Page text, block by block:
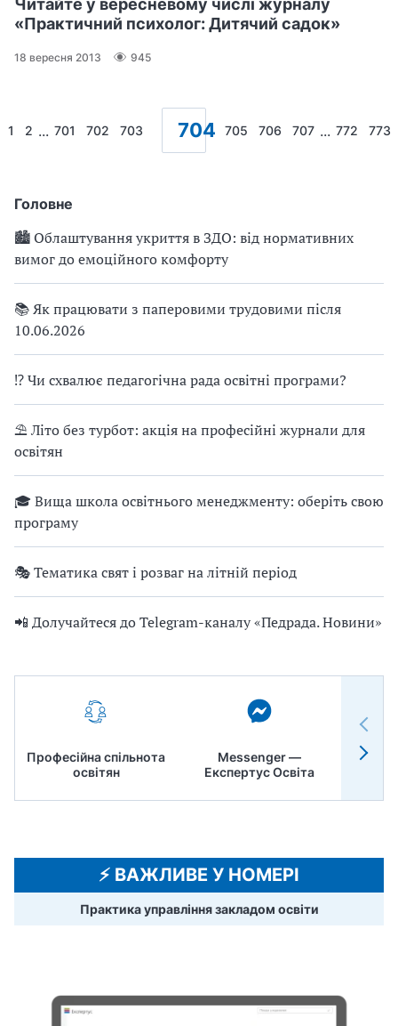
Головне
🏙 Облаштування укриття в ЗДО: від нормативних
вимог до емоційного комфорту
📚 Як працювати з паперовими трудовими після
10.06.2026
⁉ Чи схвалює педагогічна рада освітні програми?
⛱ Літо без турбот: акція на професійні журнали для
освітян
🎓 Вища школа освітнього менеджменту: оберіть свою
програму
🎭 Тематика свят і розваг на літній період
📲 Долучайтеся до Telegram-каналу «Педрада. Новини»
Професійна спільнота
освітян
Messenger —
Експертус Освіта
Читайте у вересневому числі журналу
«Практичний психолог: Дитячий садок»
18 вересня 2013 945
1 2 ... 701 702 703 704 705 706 707 ... 772 773
⚡️ ВАЖЛИВЕ У НОМЕРІ
Практика управління закладом освіти